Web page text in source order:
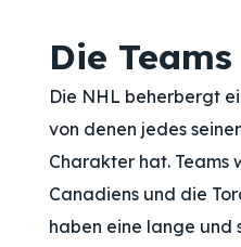
Die
Die NHL beherbergt
von denen jedes
Charakter hat. Teams
Canadiens und die
haben eine lange und